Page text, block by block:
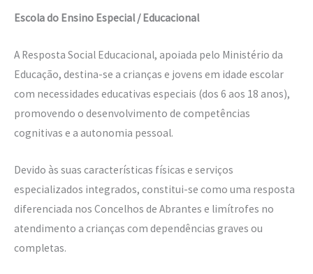
Escola do Ensino Especial / Educacional
A Resposta Social Educacional, apoiada pelo Ministério da
Educação, destina-se a crianças e jovens em idade escolar
com necessidades educativas especiais (dos 6 aos 18 anos),
promovendo o desenvolvimento de competências
cognitivas e a autonomia pessoal.
Devido às suas características físicas e serviços
especializados integrados, constitui-se como uma resposta
diferenciada nos Concelhos de Abrantes e limítrofes no
atendimento a crianças com dependências graves ou
completas.